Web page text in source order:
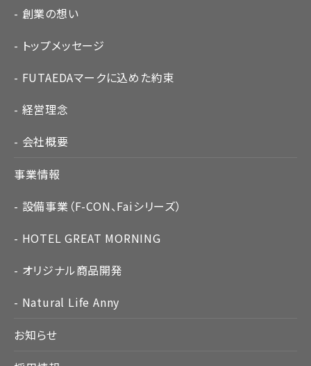
創業の想い
トップメッセージ
FUTAEDAマークに込めた約束
経営理念
会社概要
事業情報
設備事業（F-CON、Faiシリーズ）
HOTEL GREAT MORNING
オリジナル商品開発
Natural Life Anny
お知らせ